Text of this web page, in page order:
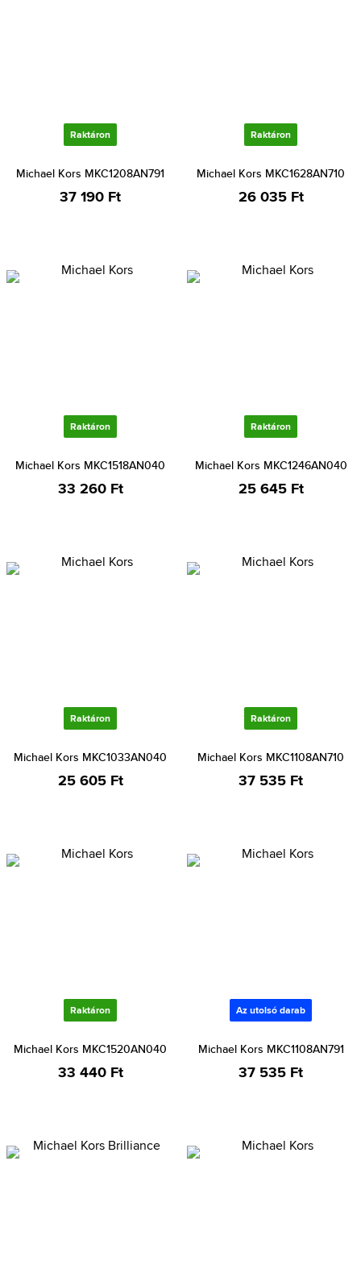
Raktáron
Michael Kors MKC1208AN791
37 190 Ft
Raktáron
Michael Kors MKC1628AN710
26 035 Ft
Raktáron
Michael Kors MKC1518AN040
33 260 Ft
Raktáron
Michael Kors MKC1246AN040
25 645 Ft
Raktáron
Michael Kors MKC1033AN040
25 605 Ft
Raktáron
Michael Kors MKC1108AN710
37 535 Ft
Raktáron
Michael Kors MKC1520AN040
33 440 Ft
Az utolsó darab
Michael Kors MKC1108AN791
37 535 Ft